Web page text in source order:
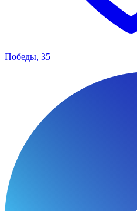
Победы, 35